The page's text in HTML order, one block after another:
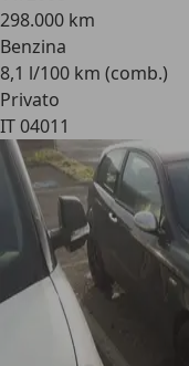
298.000 km
Benzina
8,1 l/100 km (comb.)
Privato
IT 04011